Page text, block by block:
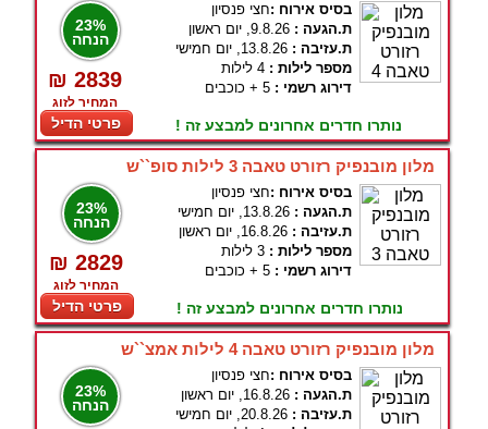
23%
הנחה
₪ 2839
המחיר לזוג
פרטי הדיל
בסיס אירוח :חצי פנסיון
ת.הגעה : 9.8.26, יום ראשון
ת.עזיבה : 13.8.26, יום חמישי
מספר לילות : 4 לילות
דירוג רשמי : 5 + כוכבים
נותרו חדרים אחרונים למבצע זה !
מלון מובנפיק רזורט טאבה 3 לילות סופ``ש
23%
הנחה
₪ 2829
המחיר לזוג
פרטי הדיל
בסיס אירוח :חצי פנסיון
ת.הגעה : 13.8.26, יום חמישי
ת.עזיבה : 16.8.26, יום ראשון
מספר לילות : 3 לילות
דירוג רשמי : 5 + כוכבים
נותרו חדרים אחרונים למבצע זה !
מלון מובנפיק רזורט טאבה 4 לילות אמצ``ש
23%
הנחה
בסיס אירוח :חצי פנסיון
ת.הגעה : 16.8.26, יום ראשון
ת.עזיבה : 20.8.26, יום חמישי